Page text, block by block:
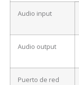
Audio input
Audio output
Puerto de red